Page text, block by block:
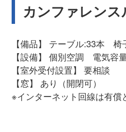
カンファレンス
【備品】 テーブル:33本
【設備】 個別空調 電気容
【室外受付設置】 要相談
【窓】 あり（開閉可）
※インターネット回線は有償